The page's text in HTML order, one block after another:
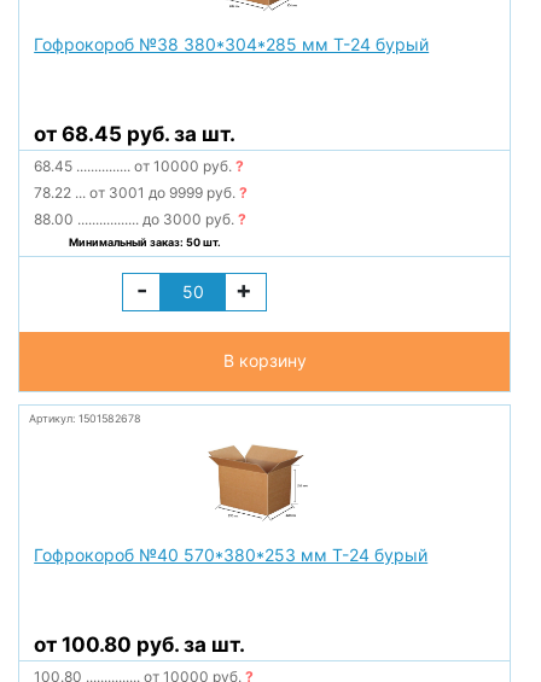
Гофрокороб №38 380*304*285 мм Т-24 бурый
от 68.45 руб. за шт.
68.45 ............... от 10000 руб.?
78.22 ... от 3001 до 9999 руб.?
88.00 ................. до 3000 руб.?
Минимальный заказ: 50 шт.
- +
В корзину
Артикул: 1501582678
Гофрокороб №40 570*380*253 мм Т-24 бурый
от 100.80 руб. за шт.
100.80 ............... от 10000 руб.?